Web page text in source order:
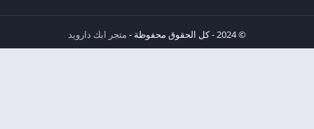
© 2024 - كل الحقوق محفوظة -
متجر ابك دارويد